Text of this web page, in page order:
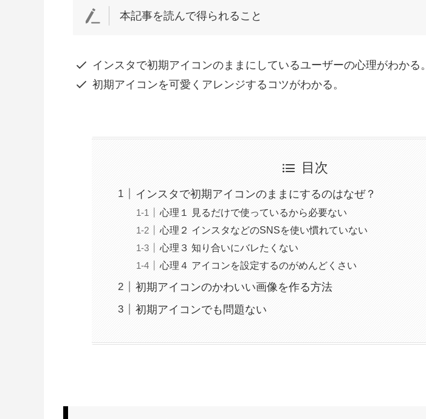
本記事を読んで得られること
インスタで初期アイコンのままにしているユーザーの心理がわかる。
初期アイコンを可愛くアレンジするコツがわかる。
目次
インスタで初期アイコンのままにするのはなぜ？
心理１ 見るだけで使っているから必要ない
心理２ インスタなどのSNSを使い慣れていない
心理３ 知り合いにバレたくない
心理４ アイコンを設定するのがめんどくさい
初期アイコンのかわいい画像を作る方法
初期アイコンでも問題ない